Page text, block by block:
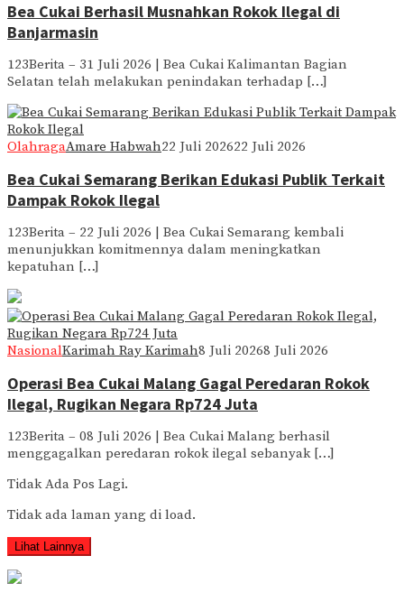
Bea Cukai Berhasil Musnahkan Rokok Ilegal di
Banjarmasin
123Berita – 31 Juli 2026 | Bea Cukai Kalimantan Bagian
Selatan telah melakukan penindakan terhadap […]
OlahragaAmare Habwah22 Juli 202622 Juli 2026
Bea Cukai Semarang Berikan Edukasi Publik Terkait
Dampak Rokok Ilegal
123Berita – 22 Juli 2026 | Bea Cukai Semarang kembali
menunjukkan komitmennya dalam meningkatkan
kepatuhan […]
NasionalKarimah Ray Karimah8 Juli 20268 Juli 2026
Operasi Bea Cukai Malang Gagal Peredaran Rokok
Ilegal, Rugikan Negara Rp724 Juta
123Berita – 08 Juli 2026 | Bea Cukai Malang berhasil
menggagalkan peredaran rokok ilegal sebanyak […]
Tidak Ada Pos Lagi.
Tidak ada laman yang di load.
Lihat Lainnya